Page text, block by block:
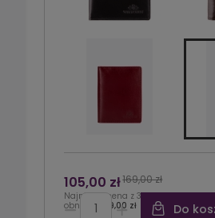
105,00 zł169,00 zł
Najniższa cena z 30 dni przed
obniżką:
169,00 zł Do